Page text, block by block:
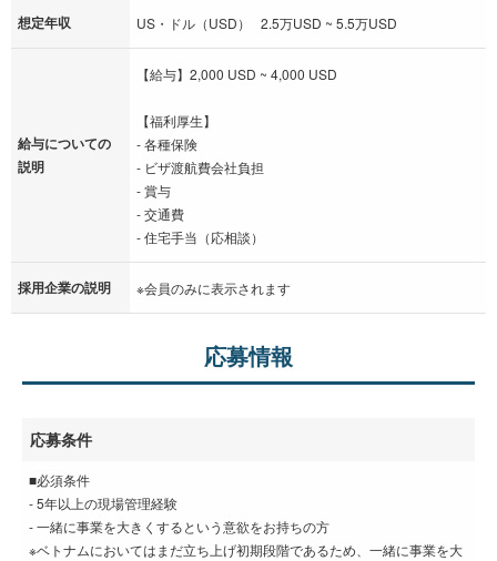
想定年収 US・ドル（USD） 2.5万USD ~ 5.5万USD
給与についての
説明
【給与】2,000 USD ~ 4,000 USD
【福利厚生】
- 各種保険
- ビザ渡航費会社負担
- 賞与
- 交通費
- 住宅手当（応相談）
採用企業の説明 ※会員のみに表示されます
応募情報
応募条件
■必須条件
- 5年以上の現場管理経験
- 一緒に事業を大きくするという意欲をお持ちの方
※ベトナムにおいてはまだ立ち上げ初期段階であるため、一緒に事業を大